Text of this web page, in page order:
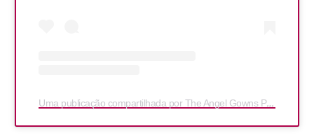
Uma publicação compartilhada por The Angel Gowns Project (@theangelgownsproject)